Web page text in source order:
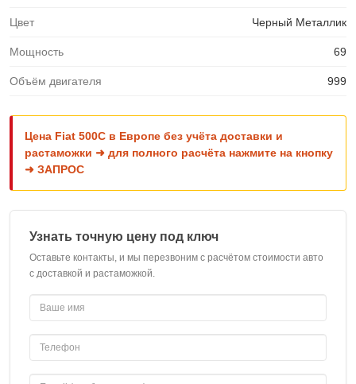
Цвет Черный Металлик
Мощность 69
Объём двигателя 999
Цена Fiat 500C в Европе без учёта доставки и
растаможки ➜ для полного расчёта нажмите на кнопку
➜ ЗАПРОС
Узнать точную цену под ключ
Оставьте контакты, и мы перезвоним с расчётом стоимости авто
с доставкой и растаможкой.